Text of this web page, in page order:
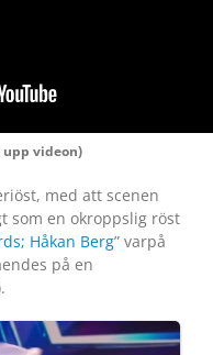
upp videon)
med att scenen
som en okroppslig röst
Håkan Berg” varpå
på en